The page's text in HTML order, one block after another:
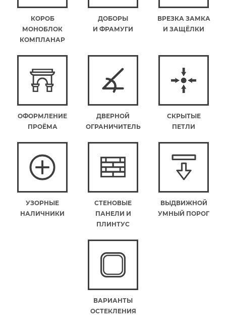
КОРОБ
МОНОБЛОК
КОМПЛАНАР
ДОБОРЫ
И ФРАМУГИ
ВРЕЗКА ЗАМКА
И ЗАЩЁЛКИ
ОФОРМЛЕНИЕ
ПРОЁМА
ДВЕРНОЙ
ОГРАНИЧИТЕЛЬ
СКРЫТЫЕ
ПЕТЛИ
УЗОРНЫЕ
НАЛИЧНИКИ
СТЕНОВЫЕ
ПАНЕЛИ И
ПЛИНТУС
ВЫДВИЖНОЙ
УМНЫЙ ПОРОГ
ВАРИАНТЫ
ОСТЕКЛЕНИЯ